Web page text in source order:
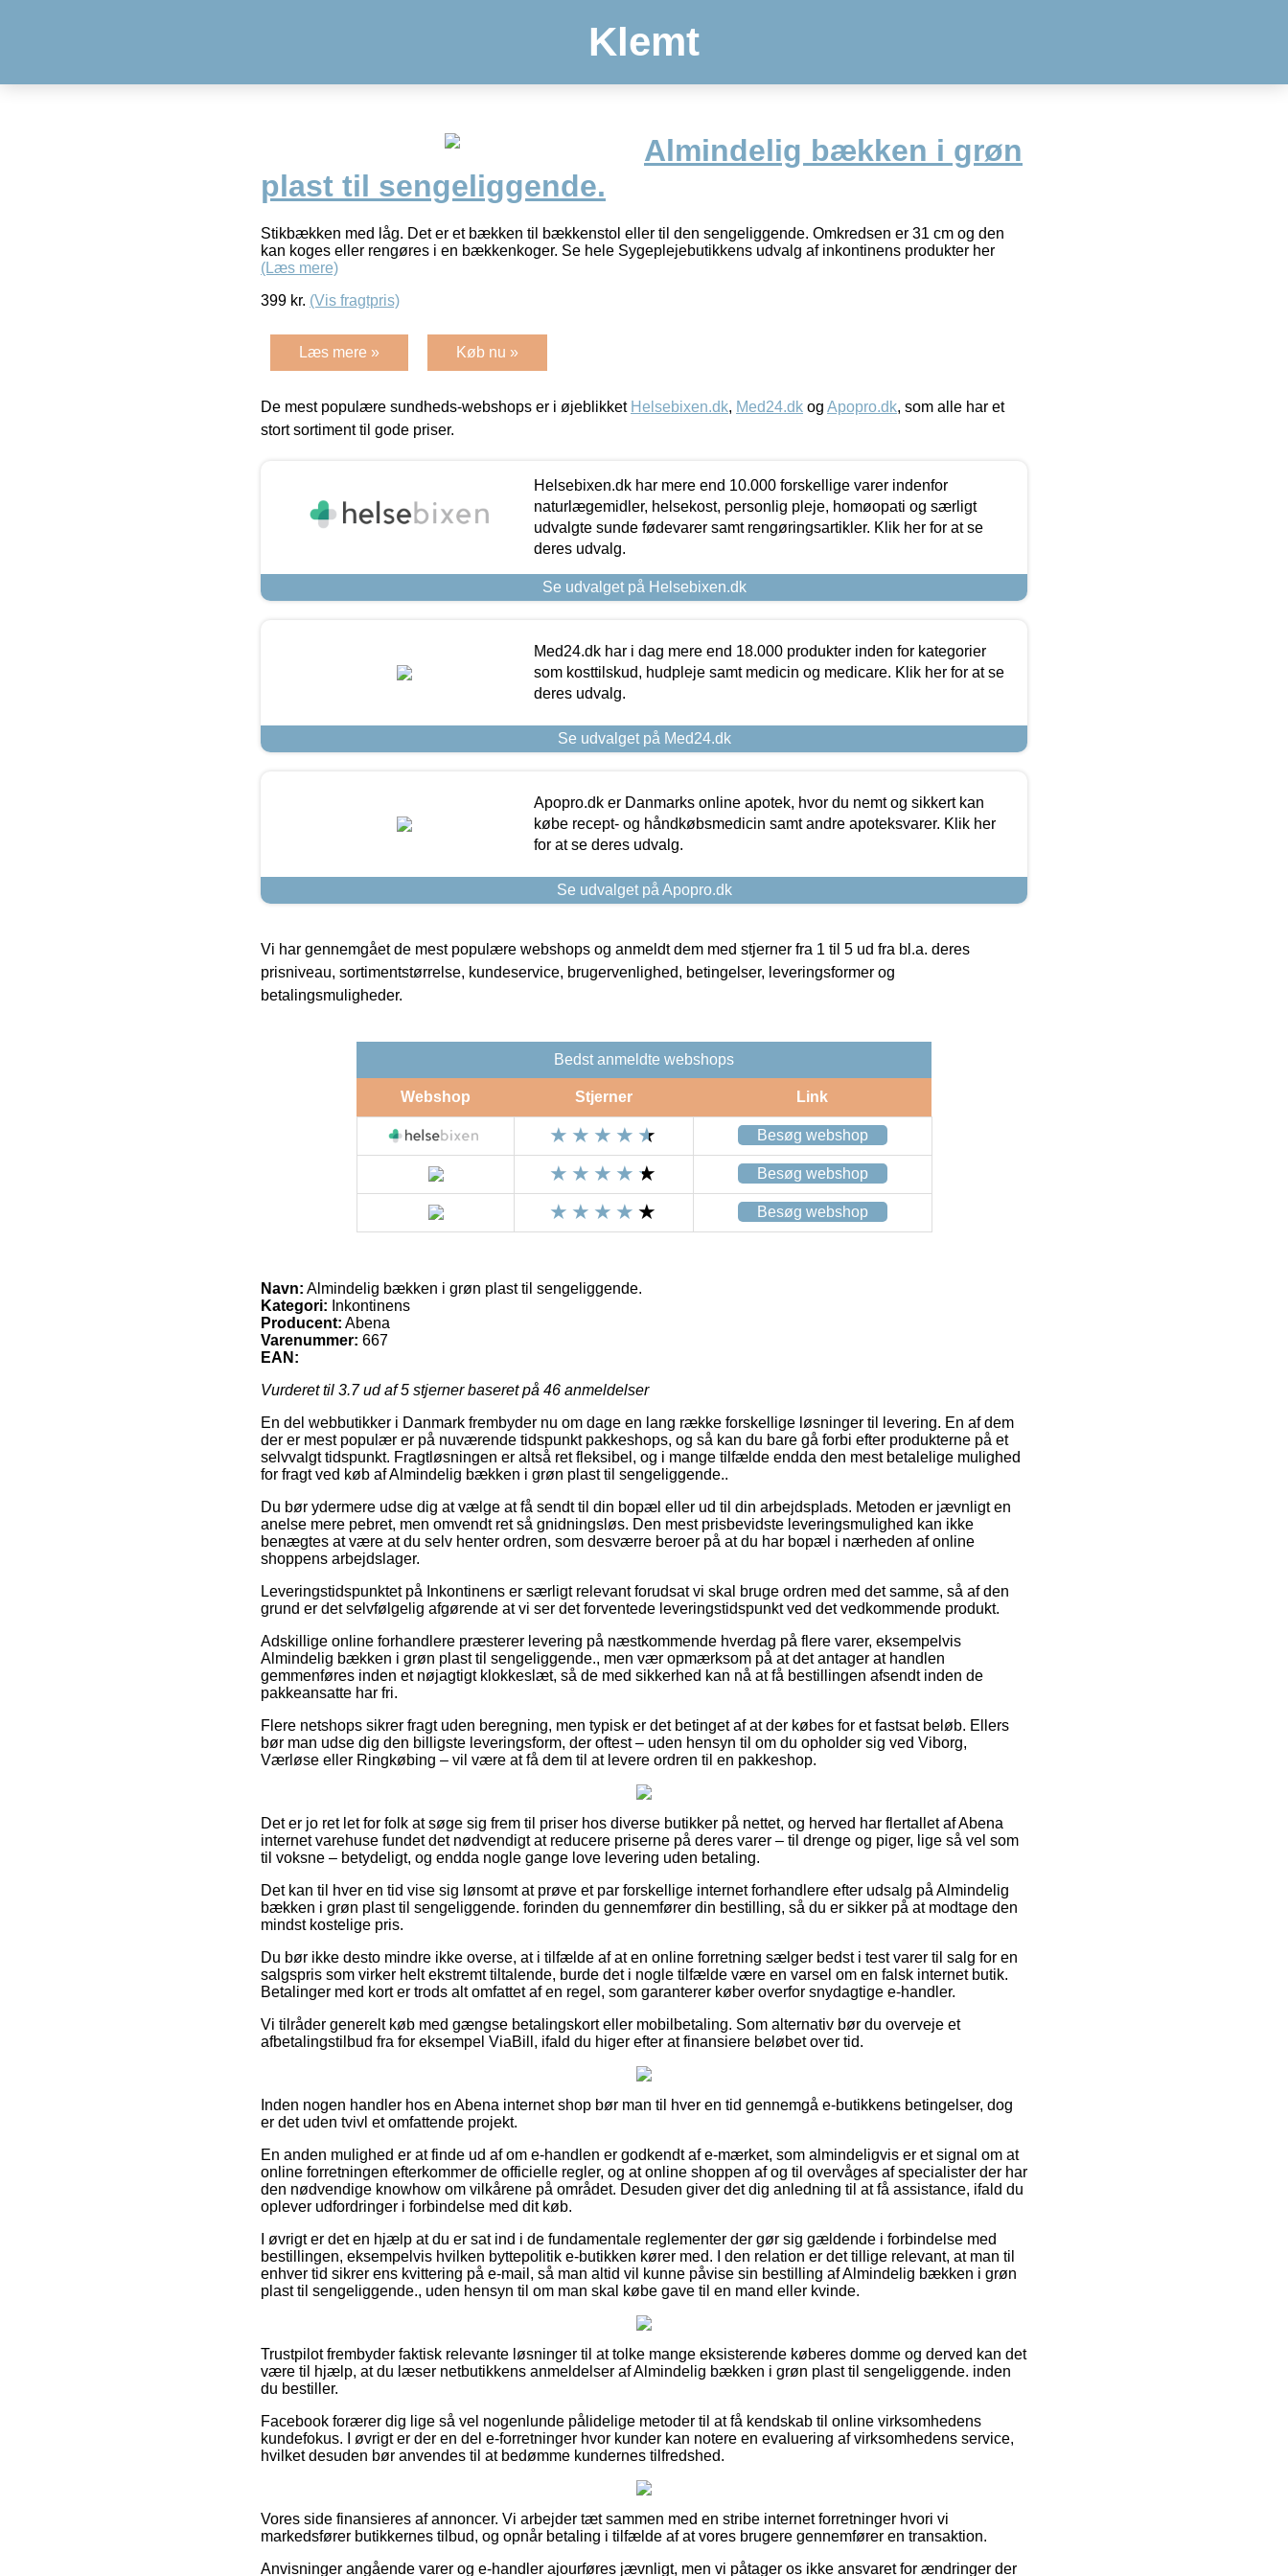
Klemt
Almindelig bækken i grøn
plast til sengeliggende.
Stikbækken med låg. Det er et bækken til bækkenstol eller til den sengeliggende. Omkredsen er 31 cm og den
kan koges eller rengøres i en bækkenkoger. Se hele Sygeplejebutikkens udvalg af inkontinens produkter her
(Læs mere)
399 kr. (Vis fragtpris)
Læs mere » Køb nu »
De mest populære sundheds-webshops er i øjeblikket Helsebixen.dk, Med24.dk og Apopro.dk, som alle har et
stort sortiment til gode priser.
Helsebixen.dk har mere end 10.000 forskellige varer indenfor
naturlægemidler, helsekost, personlig pleje, homøopati og særligt
udvalgte sunde fødevarer samt rengøringsartikler. Klik her for at se
deres udvalg.
Se udvalget på Helsebixen.dk
Med24.dk har i dag mere end 18.000 produkter inden for kategorier
som kosttilskud, hudpleje samt medicin og medicare. Klik her for at se
deres udvalg.
Se udvalget på Med24.dk
Apopro.dk er Danmarks online apotek, hvor du nemt og sikkert kan
købe recept- og håndkøbsmedicin samt andre apoteksvarer. Klik her
for at se deres udvalg.
Se udvalget på Apopro.dk
Vi har gennemgået de mest populære webshops og anmeldt dem med stjerner fra 1 til 5 ud fra bl.a. deres
prisniveau, sortimentstørrelse, kundeservice, brugervenlighed, betingelser, leveringsformer og
betalingsmuligheder.
Bedst anmeldte webshops
Webshop Stjerner Link
Besøg webshop
Besøg webshop
Besøg webshop
Navn: Almindelig bækken i grøn plast til sengeliggende.
Kategori: Inkontinens
Producent: Abena
Varenummer: 667
EAN:
Vurderet til 3.7ud af 5 stjerner baseret på 46 anmeldelser
En del webbutikker i Danmark frembyder nu om dage en lang række forskellige løsninger til levering. En af dem
der er mest populær er på nuværende tidspunkt pakkeshops, og så kan du bare gå forbi efter produkterne på et
selvvalgt tidspunkt. Fragtløsningen er altså ret fleksibel, og i mange tilfælde endda den mest betalelige mulighed
for fragt ved køb af Almindelig bækken i grøn plast til sengeliggende..
Du bør ydermere udse dig at vælge at få sendt til din bopæl eller ud til din arbejdsplads. Metoden er jævnligt en
anelse mere pebret, men omvendt ret så gnidningsløs. Den mest prisbevidste leveringsmulighed kan ikke
benægtes at være at du selv henter ordren, som desværre beroer på at du har bopæl i nærheden af online
shoppens arbejdslager.
Leveringstidspunktet på Inkontinens er særligt relevant forudsat vi skal bruge ordren med det samme, så af den
grund er det selvfølgelig afgørende at vi ser det forventede leveringstidspunkt ved det vedkommende produkt.
Adskillige online forhandlere præsterer levering på næstkommende hverdag på flere varer, eksempelvis
Almindelig bækken i grøn plast til sengeliggende., men vær opmærksom på at det antager at handlen
gemmenføres inden et nøjagtigt klokkeslæt, så de med sikkerhed kan nå at få bestillingen afsendt inden de
pakkeansatte har fri.
Flere netshops sikrer fragt uden beregning, men typisk er det betinget af at der købes for et fastsat beløb. Ellers
bør man udse dig den billigste leveringsform, der oftest – uden hensyn til om du opholder sig ved Viborg,
Værløse eller Ringkøbing – vil være at få dem til at levere ordren til en pakkeshop.
Det er jo ret let for folk at søge sig frem til priser hos diverse butikker på nettet, og herved har flertallet af Abena
internet varehuse fundet det nødvendigt at reducere priserne på deres varer – til drenge og piger, lige så vel som
til voksne – betydeligt, og endda nogle gange love levering uden betaling.
Det kan til hver en tid vise sig lønsomt at prøve et par forskellige internet forhandlere efter udsalg på Almindelig
bækken i grøn plast til sengeliggende. forinden du gennemfører din bestilling, så du er sikker på at modtage den
mindst kostelige pris.
Du bør ikke desto mindre ikke overse, at i tilfælde af at en online forretning sælger bedst i test varer til salg for en
salgspris som virker helt ekstremt tiltalende, burde det i nogle tilfælde være en varsel om en falsk internet butik.
Betalinger med kort er trods alt omfattet af en regel, som garanterer køber overfor snydagtige e-handler.
Vi tilråder generelt køb med gængse betalingskort eller mobilbetaling. Som alternativ bør du overveje et
afbetalingstilbud fra for eksempel ViaBill, ifald du higer efter at finansiere beløbet over tid.
Inden nogen handler hos en Abena internet shop bør man til hver en tid gennemgå e-butikkens betingelser, dog
er det uden tvivl et omfattende projekt.
En anden mulighed er at finde ud af om e-handlen er godkendt af e-mærket, som almindeligvis er et signal om at
online forretningen efterkommer de officielle regler, og at online shoppen af og til overvåges af specialister der har
den nødvendige knowhow om vilkårene på området. Desuden giver det dig anledning til at få assistance, ifald du
oplever udfordringer i forbindelse med dit køb.
I øvrigt er det en hjælp at du er sat ind i de fundamentale reglementer der gør sig gældende i forbindelse med
bestillingen, eksempelvis hvilken byttepolitik e-butikken kører med. I den relation er det tillige relevant, at man til
enhver tid sikrer ens kvittering på e-mail, så man altid vil kunne påvise sin bestilling af Almindelig bækken i grøn
plast til sengeliggende., uden hensyn til om man skal købe gave til en mand eller kvinde.
Trustpilot frembyder faktisk relevante løsninger til at tolke mange eksisterende køberes domme og derved kan det
være til hjælp, at du læser netbutikkens anmeldelser af Almindelig bækken i grøn plast til sengeliggende. inden
du bestiller.
Facebook forærer dig lige så vel nogenlunde pålidelige metoder til at få kendskab til online virksomhedens
kundefokus. I øvrigt er der en del e-forretninger hvor kunder kan notere en evaluering af virksomhedens service,
hvilket desuden bør anvendes til at bedømme kundernes tilfredshed.
Vores side finansieres af annoncer. Vi arbejder tæt sammen med en stribe internet forretninger hvori vi
markedsfører butikkernes tilbud, og opnår betaling i tilfælde af at vores brugere gennemfører en transaktion.
Anvisninger angående varer og e-handler ajourføres jævnligt, men vi påtager os ikke ansvaret for ændringer der